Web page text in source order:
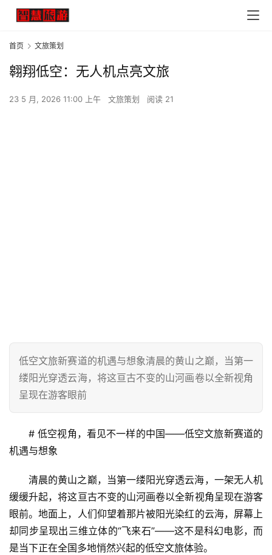
首页 文旅策划
翱翔低空：无人机点亮文旅
23 5 月, 2026 11:00 上午 文旅策划 阅读 21
低空文旅新赛道的机遇与想象清晨的黄山之巅，当第一
缕阳光穿透云海，将这亘古不变的山河画卷以全新视角
呈现在游客眼前
# 低空视角，看见不一样的中国——低空文旅新赛道的
机遇与想象
清晨的黄山之巅，当第一缕阳光穿透云海，一架无人机
缓缓升起，将这亘古不变的山河画卷以全新视角呈现在游客
眼前。地面上，人们仰望着那片被阳光染红的云海，屏幕上
却同步呈现出三维立体的“飞来石”——这不是科幻电影，而
是当下正在全国多地悄然兴起的低空文旅体验。